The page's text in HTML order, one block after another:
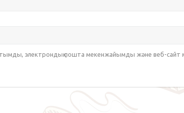
атымды, электрондық пошта мекенжайымды және веб-